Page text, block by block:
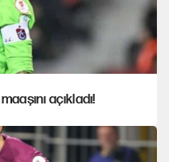
açıkladı!